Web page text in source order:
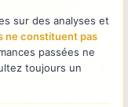
sur des analyses et
ne constituent pas
passées ne
toujours un